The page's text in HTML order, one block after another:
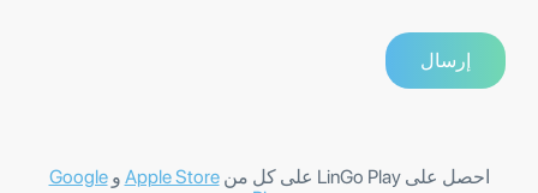
احصل على LinGo Play على كل من Apple Store وGoogle